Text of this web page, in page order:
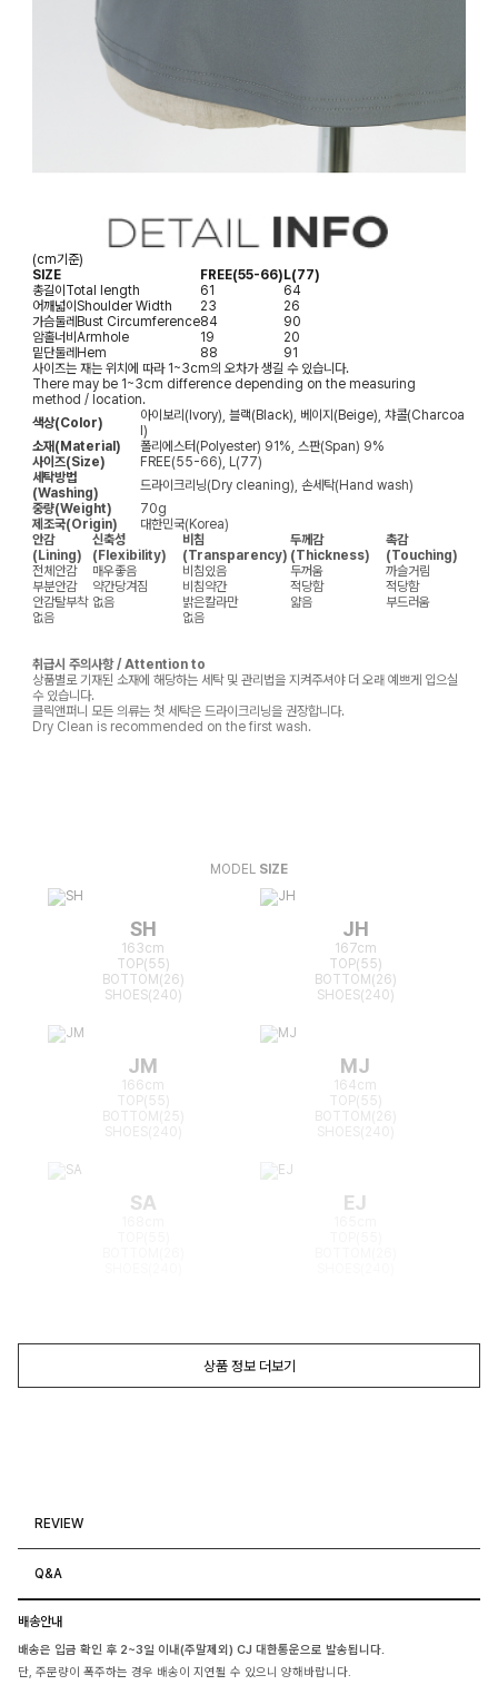
(cm기준)
SIZE
FREE(55-66)L(77)
총길이Total length 61
64
어깨넓이Shoulder Width 23
26
가슴둘레Bust Circumference84
90
암홀너비Armhole 19
20
밑단둘레Hem 88
91
사이즈는 재는 위치에 따라 1~3cm의 오차가 생길 수 있습니다.
There may be 1~3cm difference depending on the measuring
method / location.
색상(Color)
아이보리(Ivory), 블랙(Black), 베이지(Beige), 챠콜(Charcoa
l)
소재(Material)
폴리에스터(Polyester) 91%, 스판(Span) 9%
사이즈(Size)
FREE(55-66), L(77)
세탁방법
(Washing)
드라이크리닝(Dry cleaning), 손세탁(Hand wash)
중량(Weight)
70g
제조국(Origin)
대한민국(Korea)
안감
(Lining)
신축성
(Flexibility)
비침
(Transparency)
두께감
(Thickness)
촉감
(Touching)
전체안감
매우좋음 비침있음 두꺼움
까슬거림
부분안감
약간당겨짐 비침약간 적당함
적당함
안감탈부착 없음 밝은칼라만 얇음
부드러움
없음
없음
취급시 주의사항 / Attention to
상품별로 기재된 소재에 해당하는 세탁 및 관리법을 지켜주셔야 더 오래 예쁘게 입으실
수 있습니다.
클릭앤퍼니 모든 의류는 첫 세탁은 드라이크리닝을 권장합니다.
Dry Clean is recommended on the first wash.
MODEL SIZE
SH
163cm
TOP(55)
BOTTOM(26)
SHOES(240)
JH
167cm
TOP(55)
BOTTOM(26)
SHOES(240)
JM
166cm
TOP(55)
BOTTOM(25)
MJ
164cm
TOP(55)
BOTTOM(26)
SA EJ
상품 정보 더보기
REVIEW
Q&A
배송안내
배송은 입금 확인 후 2~3일 이내(주말제외) CJ 대한통운으로 발송됩니다.
단, 주문량이 폭주하는 경우 배송이 지연될 수 있으니 양해바랍니다.